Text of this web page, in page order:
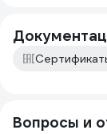
Вопросы и